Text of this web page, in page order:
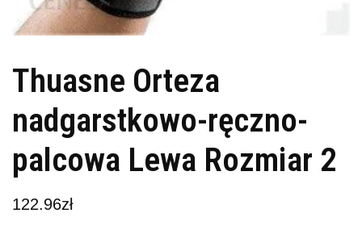
Thuasne Orteza
nadgarstkowo-ręczno-
palcowa Lewa Rozmiar 2
122.96zł